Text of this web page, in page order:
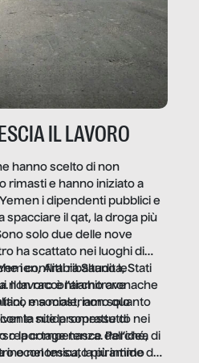
IL LAVORO
hanno scelto di non
rimasti e hanno iniziato a
i dipendenti pubblici e
spacciare il qat, la droga più
solo due delle nove
ha scattato nei luoghi di
i conflitti ribaltano le
Il lavoro è l’architrave
e sociale, non solo
nitida soprattutto nei
reportage nasce dall’idea
nel tessuto più intimo
Arabia Saudita, Stati
non raccontiamo cronache
ma mostriamo quanto
le sue promesse di
la competenza. Perché, di
o economica, la piramide del